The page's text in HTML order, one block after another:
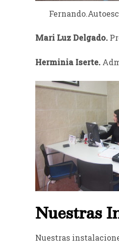
Mari Luz Delgado.
Herminia Iserte.
Nuestras
Nuestras